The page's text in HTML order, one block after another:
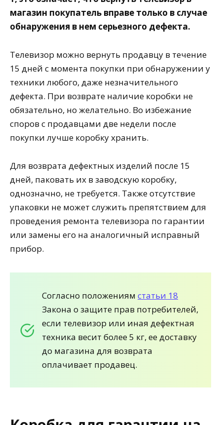
магазин покупатель вправе только в случае
обнаружения в нем серьезного дефекта.
Телевизор можно вернуть продавцу в течение
15 дней с момента покупки при обнаружении у
техники любого, даже незначительного
дефекта. При возврате наличие коробки не
обязательно, но желательно. Во избежание
споров с продавцами две недели после
покупки лучше коробку хранить.
Для возврата дефектных изделий после 15
дней, паковать их в заводскую коробку,
однозначно, не требуется. Также отсутствие
упаковки не может служить препятствием для
проведения ремонта телевизора по гарантии
или замены его на аналогичный исправный
прибор.
Согласно положениям статьи 18
Закона о защите прав потребителей,
если телевизор или иная дефектная
техника весит более 5 кг, ее доставку
до магазина для возврата
оплачивает продавец.